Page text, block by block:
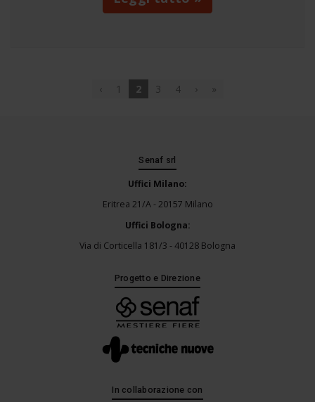
‹ 1 2 3 4 › »
Senaf srl
Uffici Milano:
Eritrea 21/A - 20157 Milano
Uffici Bologna:
Via di Corticella 181/3 - 40128 Bologna
Progetto e Direzione
In collaborazione con